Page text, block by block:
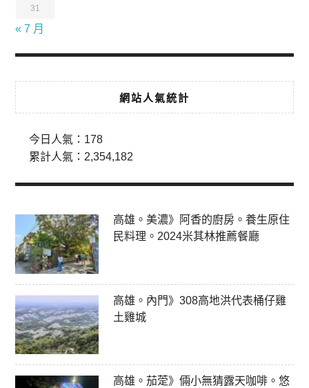
31
« 7 月
網站人氣統計
今日人氣： 178
累計人氣： 2,354,182
高雄。美濃》阿香的廚房。養生原住
民料理。2024米其林推薦餐廳
高雄。內門》308高地洪代表桶仔雞
土雞城
高雄。茄萣》倆小無猜露天咖啡。悠